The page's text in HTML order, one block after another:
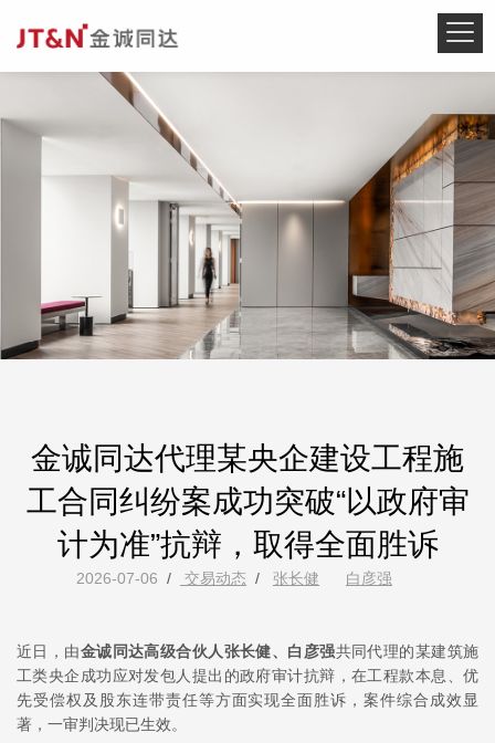
金诚同达代理某央企建设工程施
工合同纠纷案成功突破“以政府审
计为准”抗辩，取得全面胜诉
2026-07-06 / 交易动态 / 张长健 白彦强
近日，由金诚同达高级合伙人张长健、白彦强共同代理的某建筑施
工类央企成功应对发包人提出的政府审计抗辩，在工程款本息、优
先受偿权及股东连带责任等方面实现全面胜诉，案件综合成效显
著，一审判决现已生效。